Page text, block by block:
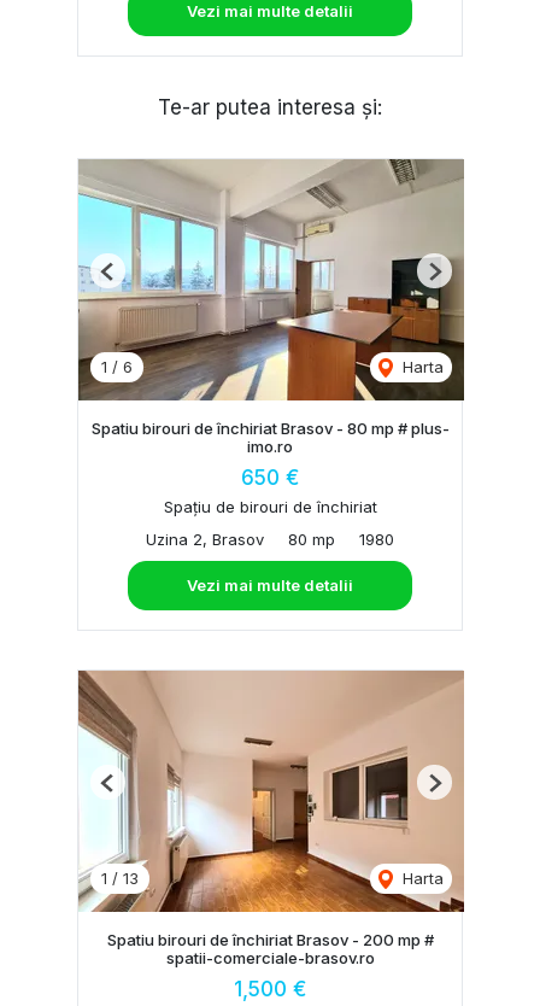
Vezi mai multe detalii
Te-ar putea interesa și:
1 / 6 Harta
Previous Next
Spatiu birouri de închiriat Brasov - 80 mp # plus-
imo.ro
650 €
Spațiu de birouri de închiriat
Uzina 2, Brasov
80 mp 1980
Vezi mai multe detalii
1 / 13 Harta
Previous Next
Spatiu birouri de închiriat Brasov - 200 mp #
spatii-comerciale-brasov.ro
1,500 €